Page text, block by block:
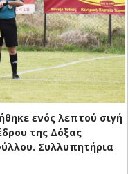
ενός λεπτού σιγή
της Δόξας
Συλλυπητήρια